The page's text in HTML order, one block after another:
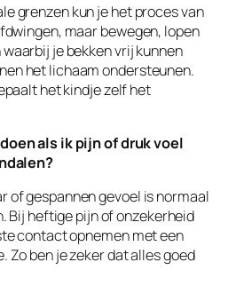
grenzen kun je het proces van
maar bewegen, lopen
je bekken vrij kunnen
het lichaam ondersteunen.
het kindje zelf het
als ik pijn of druk voel
of gespannen gevoel is normaal
Bij heftige pijn of onzekerheid
contact opnemen met een
Zo ben je zeker dat alles goed